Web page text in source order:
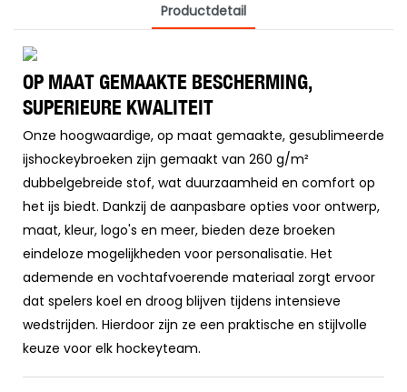
Productdetail
OP MAAT GEMAAKTE BESCHERMING,
SUPERIEURE KWALITEIT
Onze hoogwaardige, op maat gemaakte, gesublimeerde
ijshockeybroeken zijn gemaakt van 260 g/m²
dubbelgebreide stof, wat duurzaamheid en comfort op
het ijs biedt. Dankzij de aanpasbare opties voor ontwerp,
maat, kleur, logo's en meer, bieden deze broeken
eindeloze mogelijkheden voor personalisatie. Het
ademende en vochtafvoerende materiaal zorgt ervoor
dat spelers koel en droog blijven tijdens intensieve
wedstrijden. Hierdoor zijn ze een praktische en stijlvolle
keuze voor elk hockeyteam.